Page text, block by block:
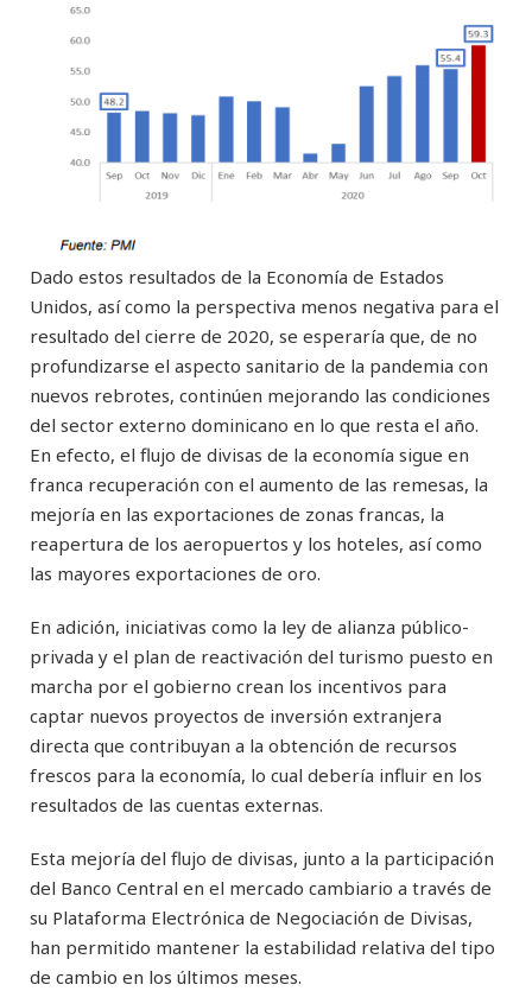
Dado estos resultados de la Economía de Estados
Unidos, así como la perspectiva menos negativa para el
resultado del cierre de 2020, se esperaría que, de no
profundizarse el aspecto sanitario de la pandemia con
nuevos rebrotes, continúen mejorando las condiciones
del sector externo dominicano en lo que resta el año.
En efecto, el flujo de divisas de la economía sigue en
franca recuperación con el aumento de las remesas, la
mejoría en las exportaciones de zonas francas, la
reapertura de los aeropuertos y los hoteles, así como
las mayores exportaciones de oro.
En adición, iniciativas como la ley de alianza público-
privada y el plan de reactivación del turismo puesto en
marcha por el gobierno crean los incentivos para
captar nuevos proyectos de inversión extranjera
directa que contribuyan a la obtención de recursos
frescos para la economía, lo cual debería influir en los
resultados de las cuentas externas.
Esta mejoría del flujo de divisas, junto a la participación
del Banco Central en el mercado cambiario a través de
su Plataforma Electrónica de Negociación de Divisas,
han permitido mantener la estabilidad relativa del tipo
de cambio en los últimos meses.